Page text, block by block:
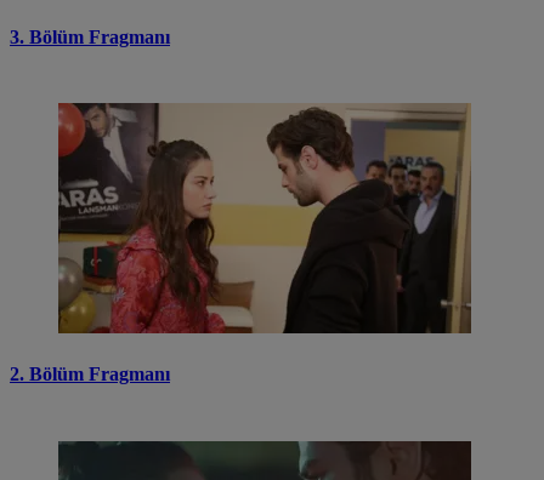
3. Bölüm Fragmanı
2. Bölüm Fragmanı